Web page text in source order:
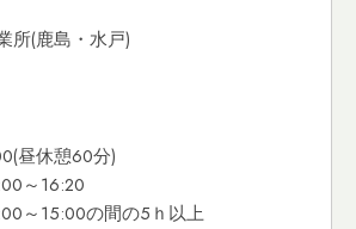
所(鹿島・水戸)
昼休憩60分)
～16:20
～15:00の間の5ｈ以上